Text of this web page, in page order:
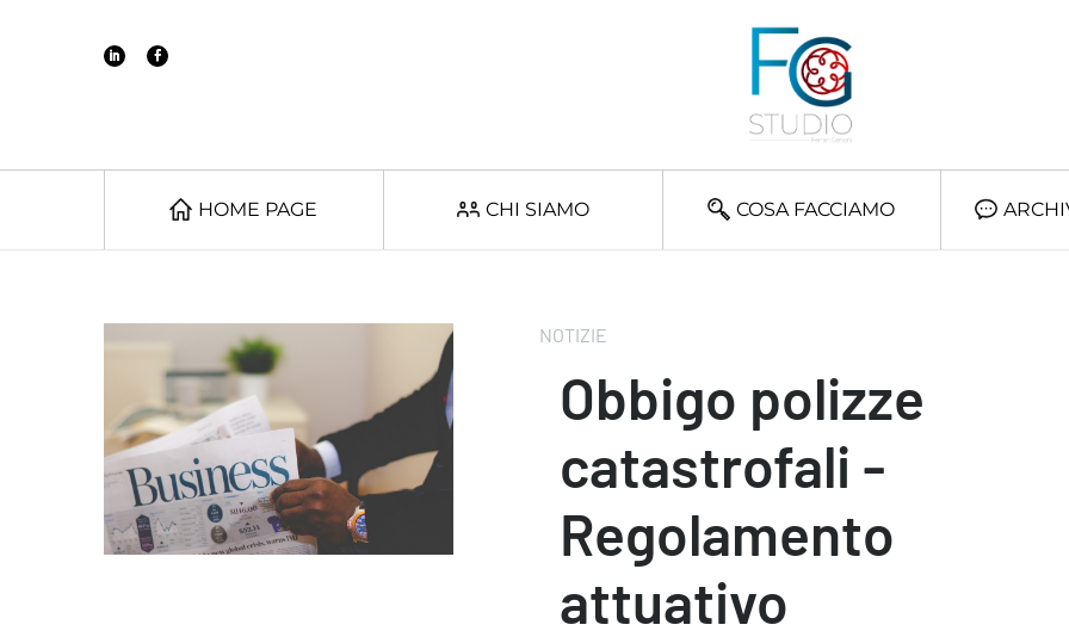
HOME PAGE CHI SIAMO COSA FACCIAMO
NOTIZIE
Obbigo polizze
catastrofali -
Regolamento
attuativo